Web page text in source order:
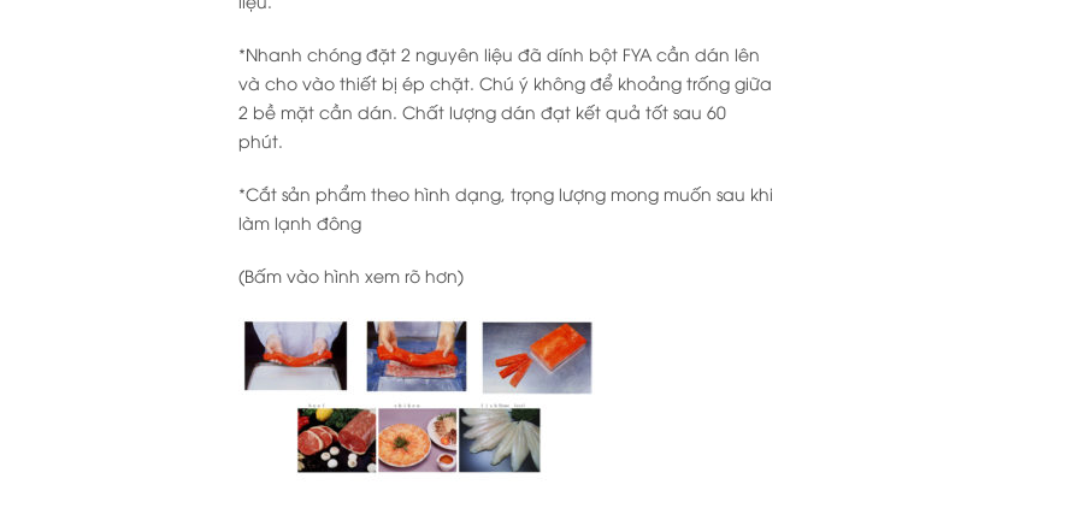
liệu.
*Nhanh chóng đặt 2 nguyên liệu đã dính bột FYA cần dán lên
và cho vào thiết bị ép chặt. Chú ý không để khoảng trống giữa
2 bề mặt cần dán. Chất lượng dán đạt kết quả tốt sau 60
phút.
*Cắt sản phẩm theo hình dạng, trọng lượng mong muốn sau khi
làm lạnh đông
(Bấm vào hình xem rõ hơn)